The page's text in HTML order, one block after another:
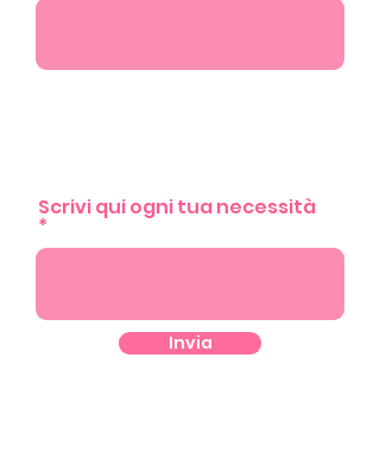
Scrivi qui ogni tua necessità
Invia